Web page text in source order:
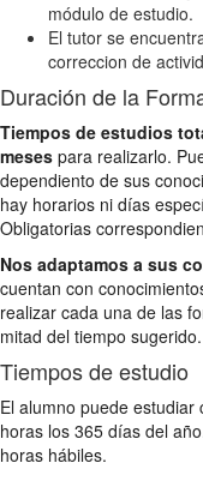
módulo de estudio.
El tutor se
correccion de
Duración de la
Tiempos de estudios
meses para realizarlo.
dependiento de sus
hay horarios ni días
Obligatorias
Nos adaptamos a sus
cuentan con
realizar cada una de las
mitad del tiempo sugerido.
Tiempos de estudio
El alumno puede
horas los 365 días del
horas hábiles.